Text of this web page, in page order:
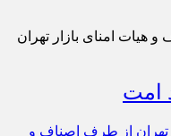
هیات امنای بازار تهران
امت